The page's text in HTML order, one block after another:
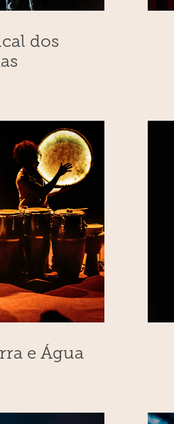
dos
e Água